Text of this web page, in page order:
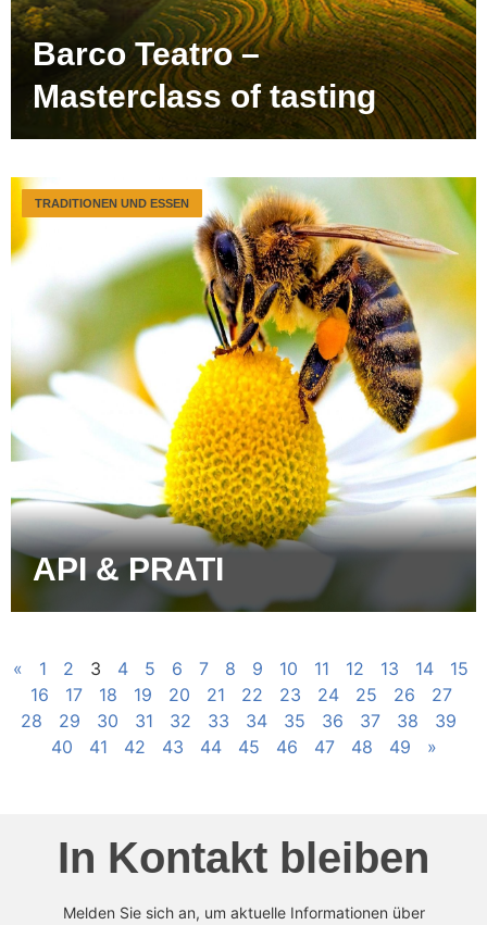
Barco Teatro –
Masterclass of tasting
API & PRATI
TRADITIONEN UND ESSEN
« 1 2 3 4 5 6 7 8 9 10 11 12 13 14
15
16
17 18 19 20 21 22 23 24 25 26
27
28
29 30 31 32 33 34 35 36 37 38
39
40
41 42 43 44 45 46 47 48 49 »
In Kontakt bleiben
Melden Sie sich an, um aktuelle Informationen über